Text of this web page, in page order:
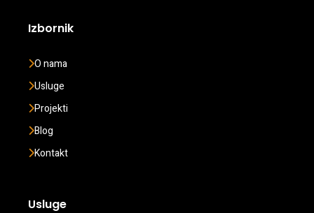
Izbornik
O nama
Usluge
Projekti
Blog
Kontakt
Usluge